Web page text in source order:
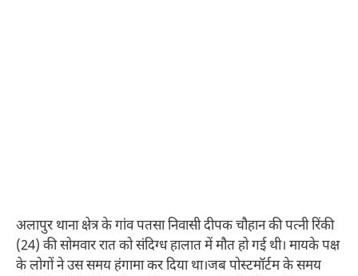
अलापुर थाना क्षेत्र के गांव पतसा निवासी दीपक चौहान की पत्नी रिंकी
(24) की सोमवार रात को संदिग्ध हालात में मौत हो गई थी। मायके पक्ष
के लोगों ने उस समय हंगामा कर दिया था।जब पोस्टमॉर्टम के समय